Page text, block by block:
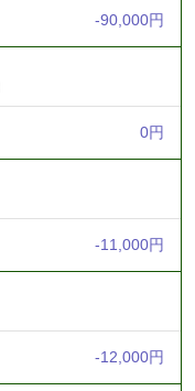
-90,000円
0円
-11,000円
-12,000円